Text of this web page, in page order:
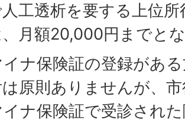
工透析を要する上位
月額20,000円までと
イナ保険証の登録があ
原則ありませんが、
ナ保険証で受診され